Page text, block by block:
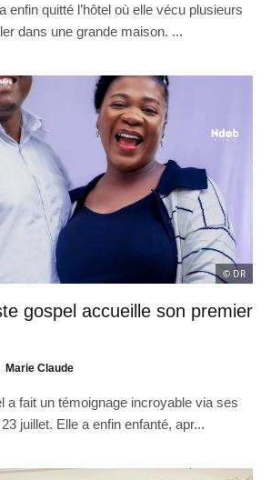
enfin quitté l’hôtel où elle vécu plusieurs
dans une grande maison. ...
© DR
gospel accueille son premier
Marie Claude
a fait un témoignage incroyable via ses
juillet. Elle a enfin enfanté, apr...